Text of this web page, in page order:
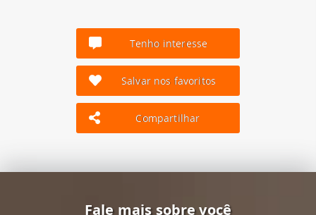
Tenho interesse
Salvar nos favoritos
Compartilhar
Fale mais sobre você